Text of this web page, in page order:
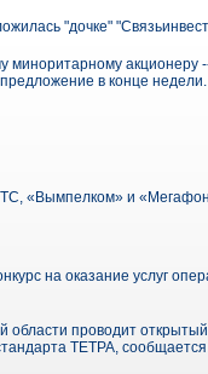
"дочке"
акционеру
в конце
«Вымпелком» и
на оказание услуг
проводит
ТЕТРА,